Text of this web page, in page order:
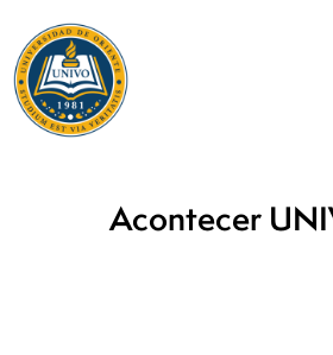
Acontecer